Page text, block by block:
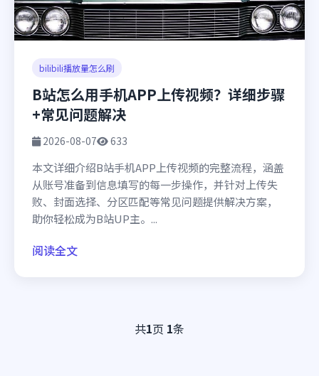
bilibili播放量怎么刷
B站怎么用手机APP上传视频？详细步骤
+常见问题解决
2026-08-07 633
本文详细介绍B站手机APP上传视频的完整流程，涵盖
从账号准备到信息填写的每一步操作，并针对上传失
败、封面选择、分区匹配等常见问题提供解决方案，
助你轻松成为B站UP主。...
阅读全文
共1页 1条